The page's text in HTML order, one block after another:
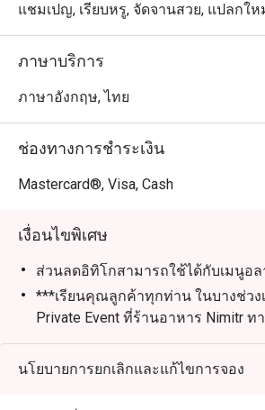
แชมเปญ, เรียบหรู, จัดจานสวย, แปลกให
ภาษาบริการ
ภาษาอังกฤษ, ไทย
ช่องทางการชำระเงิน
Mastercard®, Visa, Cash
เงื่อนไขพิเศษ
ส่วนลดอิทิโกสามารถใช้ได้กับเมนูอ
***เรียนคุณลูกค้าทุกท่าน ในบางช่วง
Private Event ที่ร้านอาหาร Nimitr ท
บริการที่บ้านบอร์เนียวคลับ (ชั้น 26)
ในความไม่สะดวกและหวังว่าจะได้ต้
นโยบายการยกเลิกและแก้ไขการจอง